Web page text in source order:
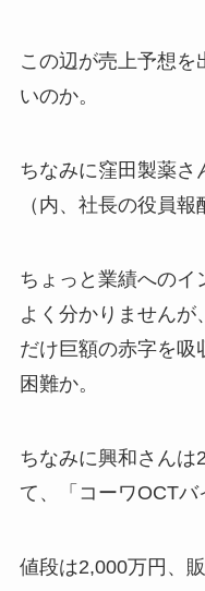
この辺が売上予想を
いのか。
ちなみに窪田製薬さ
（内、社長の役員報
ちょっと業績へのイ
よく分かりません
だけ巨額の赤字を吸
困難か。
ちなみに興和さんは
て、「コーワOCTバ
値段は2,000万円、